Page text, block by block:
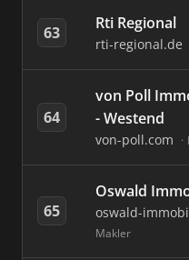
63 Rti Regional
rti-regional.de
64
von Poll
- Westend
von-poll.com
65
Oswald
oswald-
Makler